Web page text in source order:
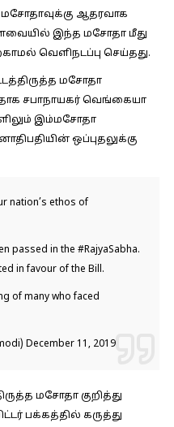
ஆதரவாக
இந்த மசோதா மீது
வெளிநடப்பு செய்தது.
மசோதா
சபாநாயகர் வெங்கையா
இம்மசோதா
ஒப்புதலுக்கு
nation’s ethos of
passed in the #RajyaSabha.
in favour of the Bill.
of many who faced
December 11, 2019
மசோதா குறித்து
பக்கத்தில் கருத்து